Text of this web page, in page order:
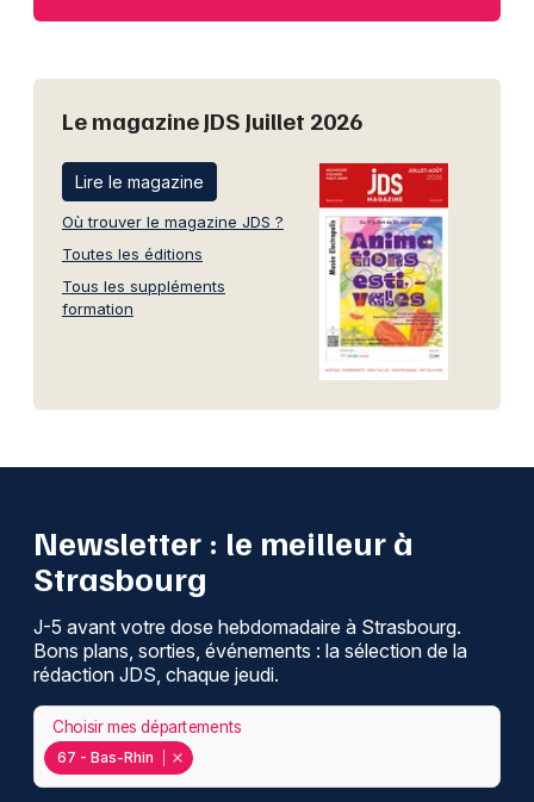
Le magazine JDS Juillet 2026
Lire le magazine
Où trouver le magazine JDS ?
Toutes les éditions
Tous les suppléments
formation
Newsletter : le meilleur à
Strasbourg
J-5 avant votre dose hebdomadaire à Strasbourg.
Bons plans, sorties, événements : la sélection de la
rédaction JDS, chaque jeudi.
67 - Bas-Rhin
Choisir mes départements